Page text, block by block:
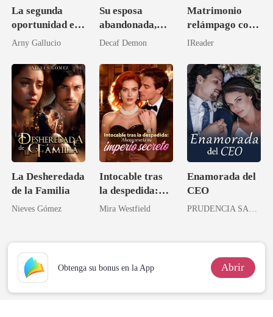
La segunda
oportunidad en
el amor
Arny Gallucio
Su esposa
abandonada,
ahora intocable
Decaf Demon
Matrimonio
relámpago con
el magnate,
mimada
IReader
La Desheredada
de la Familia
Nieves Gómez
Intocable tras
la despedida:
Ahora revela su
Mira Westfield
Enamorada del
CEO
Obtenga su bonus en la App Abrir